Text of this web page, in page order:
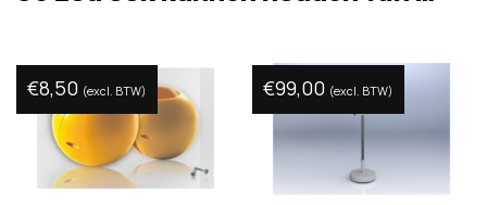
€8,50 (excl. BTW) €99,00 (excl. BTW)